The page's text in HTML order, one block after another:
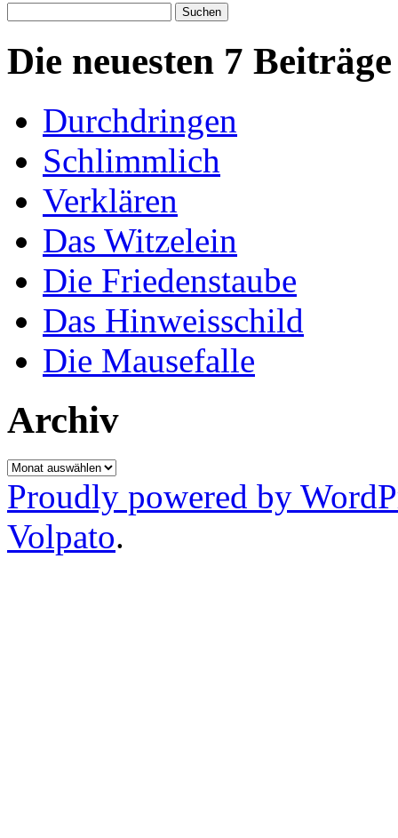
nach:
Die neuesten 7 Beiträge
Durchdringen
Schlimmlich
Verklären
Das Witzelein
Die Friedenstaube
Das Hinweisschild
Die Mausefalle
Archiv
Archiv
Proudly powered by
Volpato.